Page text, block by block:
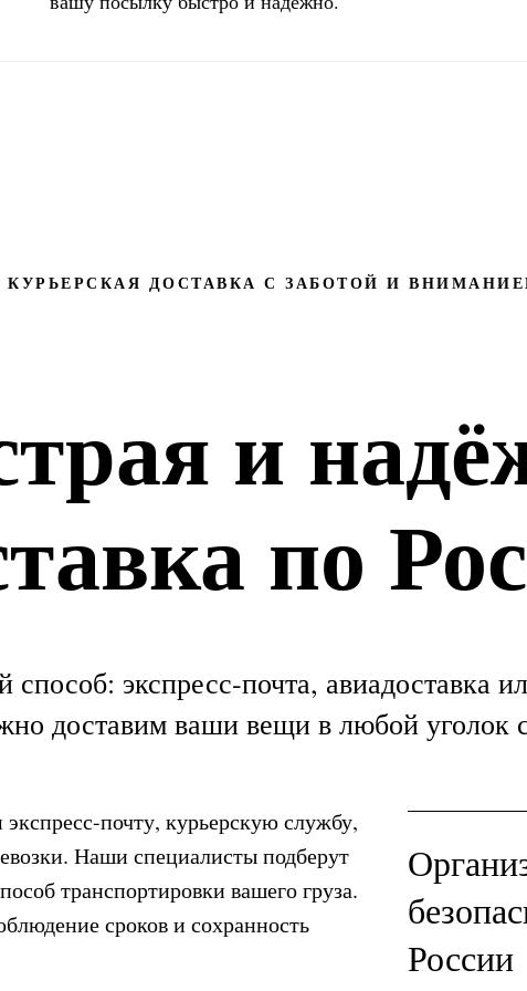
КУРЬЕРСКАЯ ДОСТАВКА С ЗАБОТОЙ И
и
по
способ: экспресс-почта, авиадоставка
доставим ваши вещи в любой уголок
России
почту, курьерскую службу,
Наши специалисты подберут
транспортировки вашего груза.
сроков и сохранность